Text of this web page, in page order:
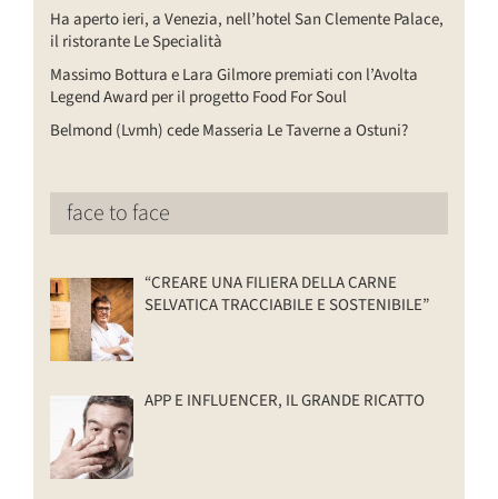
Ha aperto ieri, a Venezia, nell’hotel San Clemente Palace,
il ristorante Le Specialità
Massimo Bottura e Lara Gilmore premiati con l’Avolta
Legend Award per il progetto Food For Soul
Belmond (Lvmh) cede Masseria Le Taverne a Ostuni?
face to face
“CREARE UNA FILIERA DELLA CARNE
SELVATICA TRACCIABILE E SOSTENIBILE”
APP E INFLUENCER, IL GRANDE RICATTO